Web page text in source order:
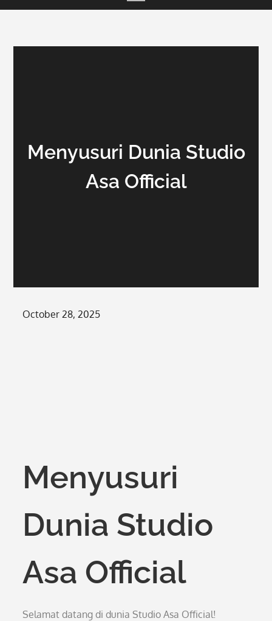
Menyusuri Dunia Studio
Asa Official
Posted
October 28, 2025
Menyusuri
Dunia Studio
Asa Official
Selamat datang di dunia Studio Asa Official!